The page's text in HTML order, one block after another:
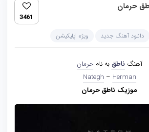
حرمان
3461
دانلود آهنگ جدید ویژه اپلیکیشن
آهنگ ناطق به نام حرمان
Nategh – Herman
موزیک ناطق حرمان